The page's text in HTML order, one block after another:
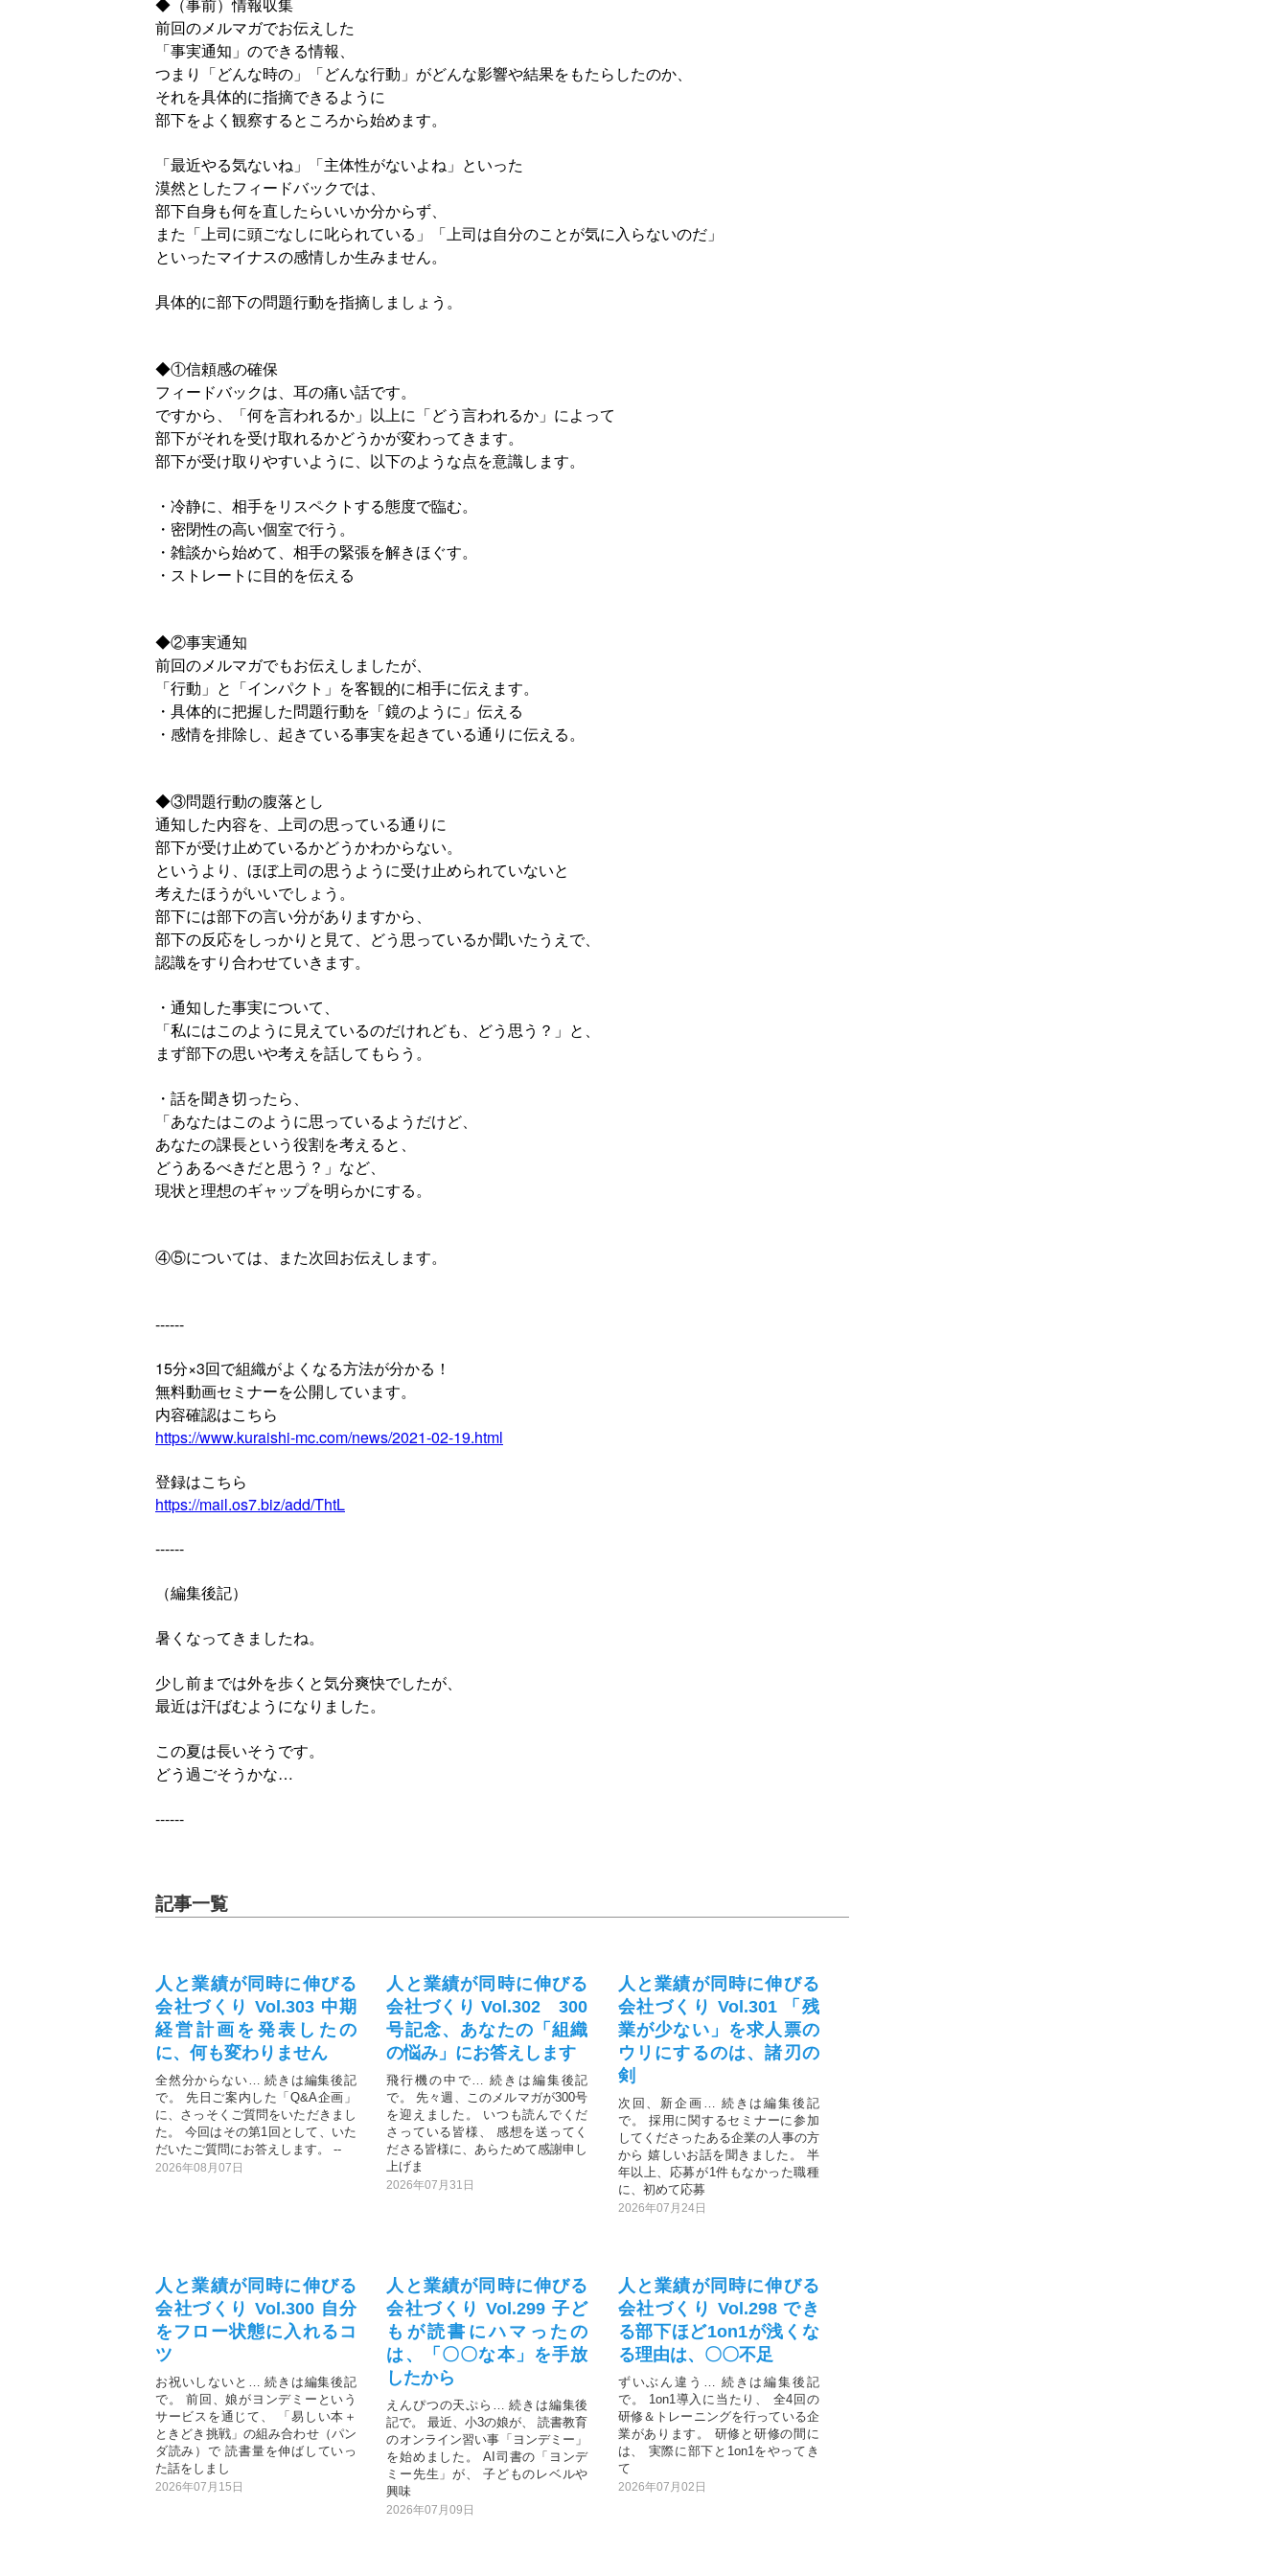
◆（事前）情報収集
前回のメルマガでお伝えした
「事実通知」のできる情報、
つまり「どんな時の」「どんな行動」がどんな影響や結果をもたらしたのか、
それを具体的に指摘できるように
部下をよく観察するところから始めます。
「最近やる気ないね」「主体性がないよね」といった
漠然としたフィードバックでは、
部下自身も何を直したらいいか分からず、
また「上司に頭ごなしに叱られている」「上司は自分のことが気に入らないのだ」
といったマイナスの感情しか生みません。
具体的に部下の問題行動を指摘しましょう。
◆①信頼感の確保
フィードバックは、耳の痛い話です。
ですから、「何を言われるか」以上に「どう言われるか」によって
部下がそれを受け取れるかどうかが変わってきます。
部下が受け取りやすいように、以下のような点を意識します。
・冷静に、相手をリスペクトする態度で臨む。
・密閉性の高い個室で行う。
・雑談から始めて、相手の緊張を解きほぐす。
・ストレートに目的を伝える
◆②事実通知
前回のメルマガでもお伝えしましたが、
「行動」と「インパクト」を客観的に相手に伝えます。
・具体的に把握した問題行動を「鏡のように」伝える
・感情を排除し、起きている事実を起きている通りに伝える。
◆③問題行動の腹落とし
通知した内容を、上司の思っている通りに
部下が受け止めているかどうかわからない。
というより、ほぼ上司の思うように受け止められていないと
考えたほうがいいでしょう。
部下には部下の言い分がありますから、
部下の反応をしっかりと見て、どう思っているか聞いたうえで、
認識をすり合わせていきます。
・通知した事実について、
「私にはこのように見えているのだけれども、どう思う？」と、
まず部下の思いや考えを話してもらう。
・話を聞き切ったら、
「あなたはこのように思っているようだけど、
あなたの課長という役割を考えると、
どうあるべきだと思う？」など、
現状と理想のギャップを明らかにする。
④⑤については、また次回お伝えします。
------
15分×3回で組織がよくなる方法が分かる！
無料動画セミナーを公開しています。
内容確認はこちら
https://www.kuraishi-mc.com/news/2021-02-19.html
登録はこちら
https://mail.os7.biz/add/ThtL
------
（編集後記）
暑くなってきましたね。
少し前までは外を歩くと気分爽快でしたが、
最近は汗ばむようになりました。
この夏は長いそうです。
どう過ごそうかな…
------
記事一覧
人と業績が同時に伸びる
会社づくり Vol.303 中期
経営計画を発表したの
に、何も変わりません
全然分からない… 続きは編集後記
で。 先日ご案内した「Q&A企画」
に、さっそくご質問をいただきまし
た。 今回はその第1回として、いた
だいたご質問にお答えします。 --
2026年08月07日
人と業績が同時に伸びる
会社づくり Vol.302 300
号記念、あなたの「組織
の悩み」にお答えします
飛行機の中で… 続きは編集後記
で。 先々週、このメルマガが300号
を迎えました。 いつも読んでくだ
さっている皆様、 感想を送ってく
ださる皆様に、あらためて感謝申し
上げま
2026年07月31日
人と業績が同時に伸びる
会社づくり Vol.301 「残
業が少ない」を求人票の
ウリにするのは、諸刃の
剣
次回、新企画… 続きは編集後記
で。 採用に関するセミナーに参加
してくださったある企業の人事の方
から 嬉しいお話を聞きました。 半
年以上、応募が1件もなかった職種
に、初めて応募
2026年07月24日
人と業績が同時に伸びる
会社づくり Vol.300 自分
をフロー状態に入れるコ
ツ
お祝いしないと… 続きは編集後記
で。 前回、娘がヨンデミーという
サービスを通じて、 「易しい本＋
ときどき挑戦」の組み合わせ（パン
ダ読み）で 読書量を伸ばしていっ
た話をしまし
2026年07月15日
人と業績が同時に伸びる
会社づくり Vol.299 子ど
もが読書にハマったの
は、「〇〇な本」を手放
したから
えんぴつの天ぷら… 続きは編集後
記で。 最近、小3の娘が、 読書教育
のオンライン習い事「ヨンデミー」
を始めました。 AI司書の「ヨンデ
ミー先生」が、 子どものレベルや
興味
2026年07月09日
人と業績が同時に伸びる
会社づくり Vol.298 でき
る部下ほど1on1が浅くな
る理由は、〇〇不足
ずいぶん違う… 続きは編集後記
で。 1on1導入に当たり、 全4回の
研修＆トレーニングを行っている企
業があります。 研修と研修の間に
は、 実際に部下と1on1をやってき
て
2026年07月02日